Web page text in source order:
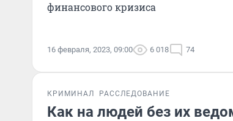
финансового кризиса
16 февраля, 2023, 09:00 6 018 74
КРИМИНАЛ РАССЛЕДОВАНИЕ
Как на людей без их